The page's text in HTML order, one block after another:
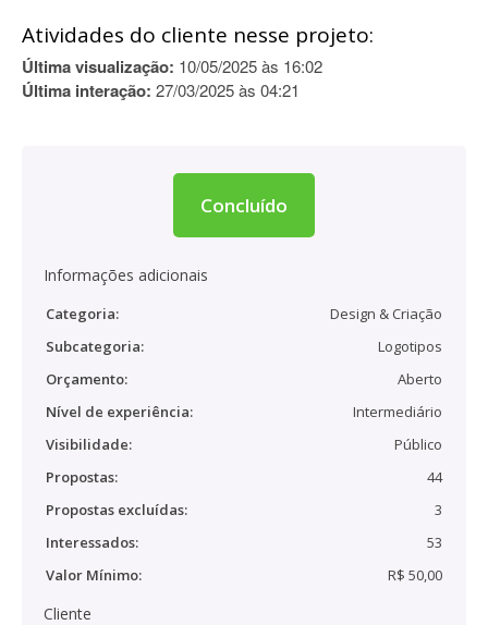
Atividades do cliente nesse projeto:
Última visualização: 10/05/2025 às 16:02
Última interação: 27/03/2025 às 04:21
Concluído
Informações adicionais
Categoria:
Design & Criação
Subcategoria:
Logotipos
Orçamento:
Aberto
Nível de experiência:
Intermediário
Visibilidade:
Público
Propostas:
44
Propostas excluídas:
3
Interessados:
53
Valor Mínimo:
R$ 50,00
Cliente